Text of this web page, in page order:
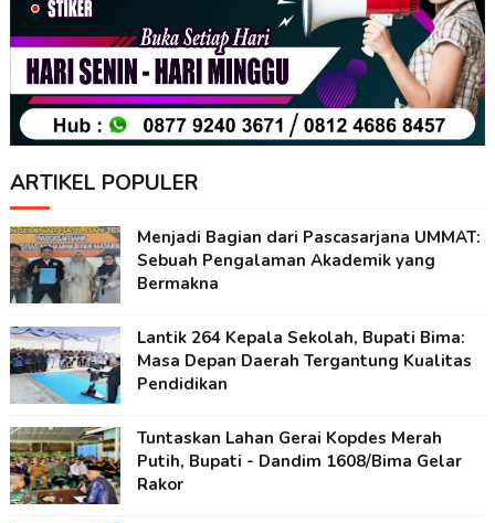
ARTIKEL POPULER
Menjadi Bagian dari Pascasarjana UMMAT:
Sebuah Pengalaman Akademik yang
Bermakna
Lantik 264 Kepala Sekolah, Bupati Bima:
Masa Depan Daerah Tergantung Kualitas
Pendidikan
Tuntaskan Lahan Gerai Kopdes Merah
Putih, Bupati - Dandim 1608/Bima Gelar
Rakor